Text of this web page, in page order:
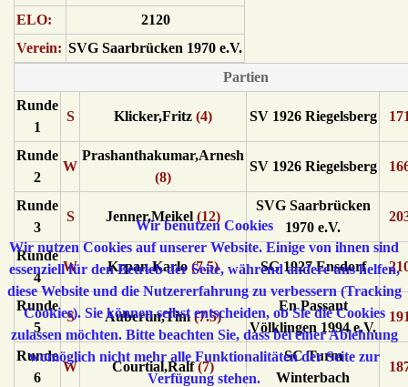
ELO:
2120
Verein: SVG Saarbrücken 1970 e.V.
Partien
Runde
1
S Klicker,Fritz (4) SV 1926 Riegelsberg
Runde
2
W
Prashanthakumar,Arnesh
(8)
SV 1926 Riegelsberg
Runde
3
S Jenner,Meikel (12)
SVG Saarbrücken
1970 e.V.
Runde
4
W Krpan,Karlo (7.5) SG 1927 Ensdorf
Runde
5
S Aubertin,Tim(7.5)
En Passant
Völklingen 1994 e.V.
Runde
6
W Courtial,Ralf(7)
SC Turm
Winterbach
Wir benutzen Cookies
Wir nutzen Cookies auf unserer Website. Einige von ihnen sind
essenziell für den Betrieb der Seite, während andere uns helfen,
diese Website und die Nutzererfahrung zu verbessern (Tracking
Cookies). Sie können selbst entscheiden, ob Sie die Cookies
zulassen möchten. Bitte beachten Sie, dass bei einer Ablehnung
womöglich nicht mehr alle Funktionalitäten der Seite zur
Verfügung stehen.